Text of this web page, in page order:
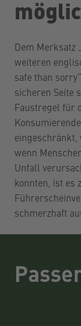
Dem Merksatz
weiteren
safe than
sicheren Seite
Faustregel für
eingeschränkt,
wenn
Unfall
konnten, ist es
schmerzhaft